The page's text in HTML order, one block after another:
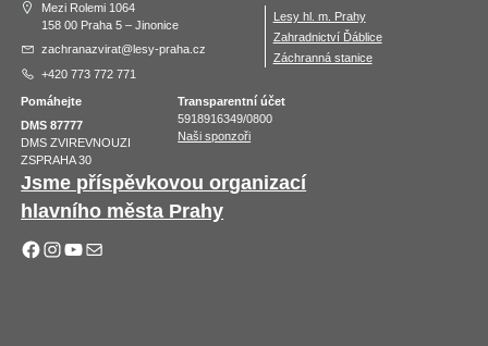
Mezi Rolemi 1064
158 00 Praha 5 – Jinonice
zachranazvirat@lesy-praha.cz
+420 773 772 771
Lesy hl. m. Prahy
Zahradnictví Ďáblice
Záchranná stanice
Pomáhejte
DMS 87777
DMS ZVIREVNOUZI
ZSPRAHA 30
Transparentní účet
5918916349/0800
Naši sponzoři
Jsme příspěvkovou organizací
hlavního města Prahy